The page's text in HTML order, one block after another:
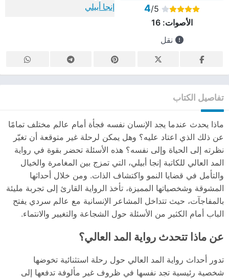
4/5
الأصوات:16
نقل
إنجا أبيلي
تفاصيل الكتاب
ماذا يحدث عندما يجد الإنسان نفسه فجأة أمام عالم مختلف تمامًا
عن ذلك الذي اعتاد عليه؟ وهل يمكن لرحلة غير متوقعة أن تغيّر
نظرته إلى الحياة وإلى نفسه؟ هذه الأسئلة تحضر بقوة في رواية
المد العالي للكاتبة إنجا أبيلي، التي تمزج بين المغامرة والخيال
والتأمل في قضايا النمو واكتشاف الذات. ومن خلال أحداثها
المشوقة وشخصياتها المميزة، تأخذ الرواية القارئ إلى تجربة مليئة
بالمفاجآت، حيث تتداخل المشاعر الإنسانية مع عالم سردي يفتح
الباب أمام الكثير من الأسئلة حول الشجاعة والتغيير والانتماء.
عن ماذا تتحدث رواية المد العالي؟
تدور أحداث رواية المد العالي حول رحلة استثنائية تخوضها
شخصية رئيسية تجد نفسها في ظروف غير مألوفة تدفعها إلى